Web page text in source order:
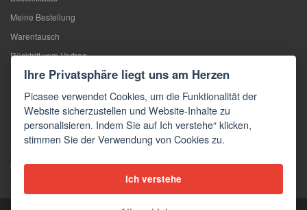
Meine Bestellung
Warentausch
Rücktritt vom Vertrag
Reklamation
KONTAKTE
Kontakte
Kontaktformular
Großhandel
Ihre Privatsphäre liegt uns am Herzen
Picasee verwendet Cookies, um die Funktionalität der
Website sicherzustellen und Website-Inhalte zu
personalisieren. Indem Sie auf Ich verstehe“ klicken,
stimmen Sie der Verwendung von Cookies zu.
Ich verstehe